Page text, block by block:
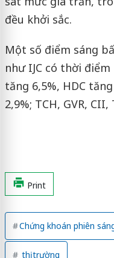
đều khởi sắc.
Một số điểm sáng
như IJC có thời
tăng 6,5%, HDC
2,9%; TCH, GVR,
Print
Chứng khoán phiên
thị trường